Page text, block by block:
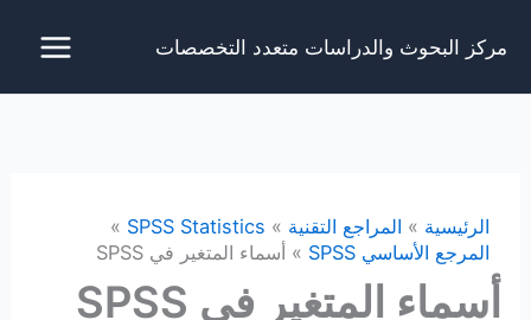
مركز البحوث والدراسات متعدد التخصصات
الرئيسية المراجع التقنية
SPSS Statistics
المرجع الأساسي SPSS
أسماء المتغير في SPSS
أسماء المتغير في SPSS